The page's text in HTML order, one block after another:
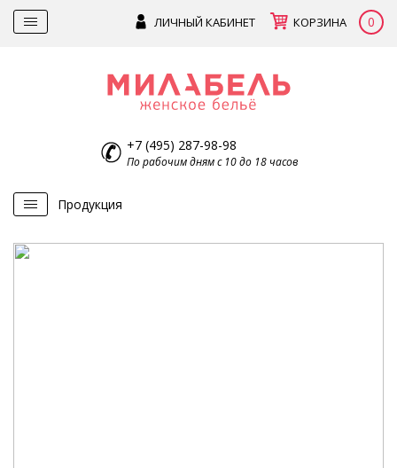
ЛИЧНЫЙ КАБИНЕТ КОРЗИНА 0
+7 (495) 287-98-98
По рабочим дням с 10 до 18 часов
Продукция